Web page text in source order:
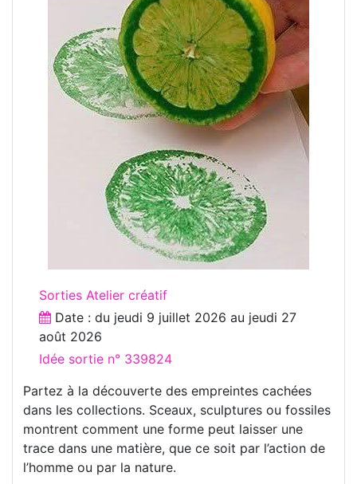
Sorties Atelier créatif
Date : du jeudi 9 juillet 2026 au jeudi 27
août 2026
Idée sortie n° 339824
Partez à la découverte des empreintes cachées
dans les collections. Sceaux, sculptures ou fossiles
montrent comment une forme peut laisser une
trace dans une matière, que ce soit par l’action de
l’homme ou par la nature.